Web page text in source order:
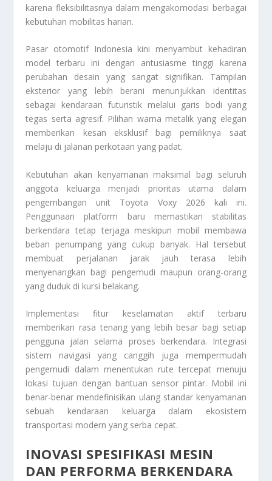
karena fleksibilitasnya dalam mengakomodasi berbagai
kebutuhan mobilitas harian.
Pasar otomotif Indonesia kini menyambut kehadiran
model terbaru ini dengan antusiasme tinggi karena
perubahan desain yang sangat signifikan. Tampilan
eksterior yang lebih berani menunjukkan identitas
sebagai kendaraan futuristik melalui garis bodi yang
tegas serta agresif. Pilihan warna metalik yang elegan
memberikan kesan eksklusif bagi pemiliknya saat
melaju di jalanan perkotaan yang padat.
Kebutuhan akan kenyamanan maksimal bagi seluruh
anggota keluarga menjadi prioritas utama dalam
pengembangan unit Toyota Voxy 2026 kali ini.
Penggunaan platform baru memastikan stabilitas
berkendara tetap terjaga meskipun mobil membawa
beban penumpang yang cukup banyak. Hal tersebut
membuat perjalanan jarak jauh terasa lebih
menyenangkan bagi pengemudi maupun orang-orang
yang duduk di kursi belakang.
Implementasi fitur keselamatan aktif terbaru
memberikan rasa tenang yang lebih besar bagi setiap
pengguna jalan selama proses berkendara. Integrasi
sistem navigasi yang canggih juga mempermudah
pengemudi dalam menentukan rute tercepat menuju
lokasi tujuan dengan bantuan sensor pintar. Mobil ini
benar-benar mendefinisikan ulang standar kenyamanan
sebuah kendaraan keluarga dalam ekosistem
transportasi modern yang serba cepat.
INOVASI SPESIFIKASI MESIN
DAN PERFORMA BERKENDARA